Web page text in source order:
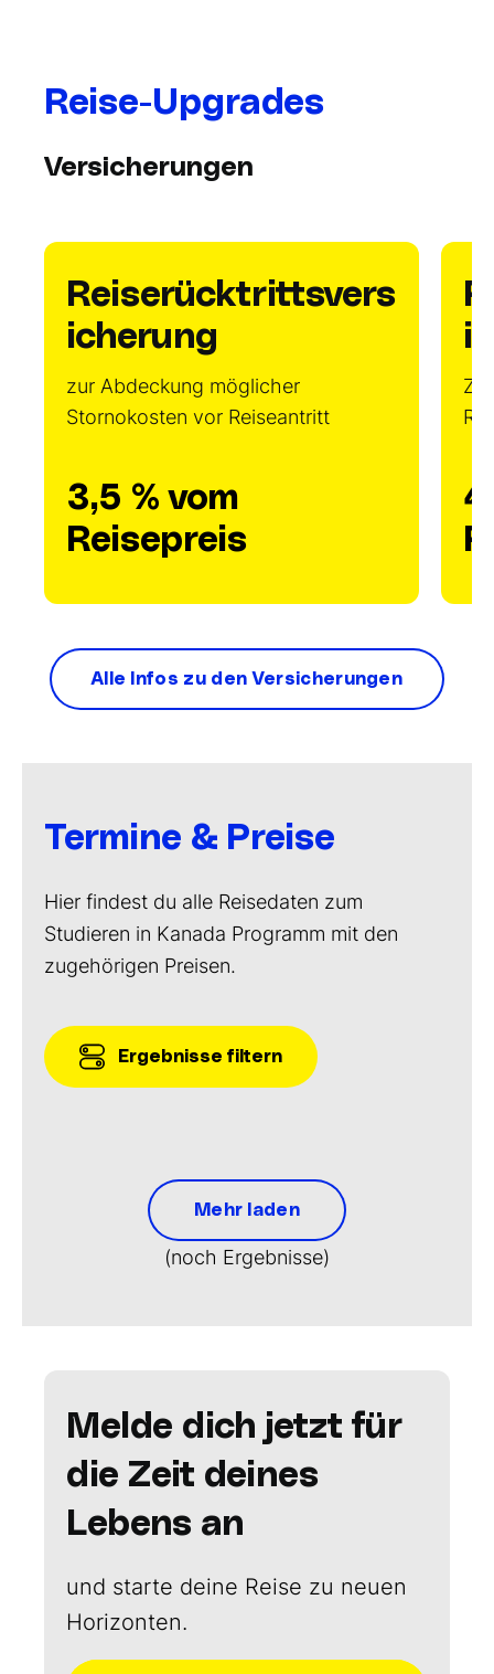
Reise-Upgrades
Versicherungen
Reiserücktrittsvers
icherung
zur Abdeckung möglicher
Stornokosten vor Reiseantritt
3,5 % vom
Reisepreis
Alle Infos zu den Versicherungen
Termine & Preise
Hier findest du alle Reisedaten zum
Studieren in Kanada Programm mit den
zugehörigen Preisen.
Ergebnisse filtern
Mehr laden
(noch Ergebnisse)
Melde dich jetzt für
die Zeit deines
Lebens an
und starte deine Reise zu neuen
Horizonten.